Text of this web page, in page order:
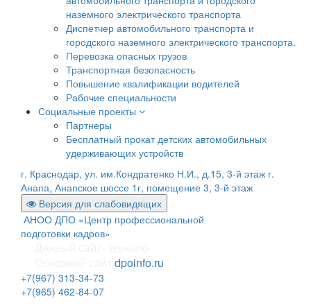
наземного электрического транспорта
Диспетчер автомобильного транспорта и
городского наземного электрического транспорта.
Перевозка опасных грузов
Транспортная безопасность
Повышение квалификации водителей
Рабочие специальности
Социальные проекты
Партнеры
Бесплатный прокат детских автомобильных
удерживающих устройств
г. Краснодар, ул. им.Кондратенко Н.И., д.15, 3-й этаж г.
Анапа, Анапское шоссе 1г, помещение 3, 3-й этаж
Версия для слабовидящих
АНОО ДПО «Центр профессиональной
подготовки кадров»
dpoinfo.ru
+7(967) 313-34-73
+7(965) 462-84-07